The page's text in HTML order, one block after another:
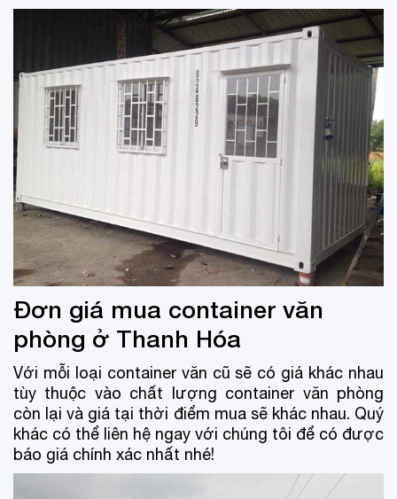
Đơn giá mua container văn
phòng ở Thanh Hóa
Với mỗi loại container văn cũ sẽ có giá khác nhau
tùy thuộc vào chất lượng container văn phòng
còn lại và giá tại thời điểm mua sẽ khác nhau. Quý
khác có thể liên hệ ngay với chúng tôi để có được
báo giá chính xác nhất nhé!